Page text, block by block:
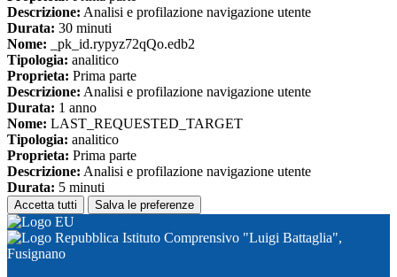
Descrizione: Analisi e profilazione navigazione utente
Durata: 30 minuti
Nome: _pk_id.rypyz72qQo.edb2
Tipologia: analitico
Proprieta: Prima parte
Descrizione: Analisi e profilazione navigazione utente
Durata: 1 anno
Nome: LAST_REQUESTED_TARGET
Tipologia: analitico
Proprieta: Prima parte
Descrizione: Analisi e profilazione navigazione utente
Durata: 5 minuti
Accetta tutti Salva le preferenze
Istituto Comprensivo "Luigi Battaglia",
Fusignano